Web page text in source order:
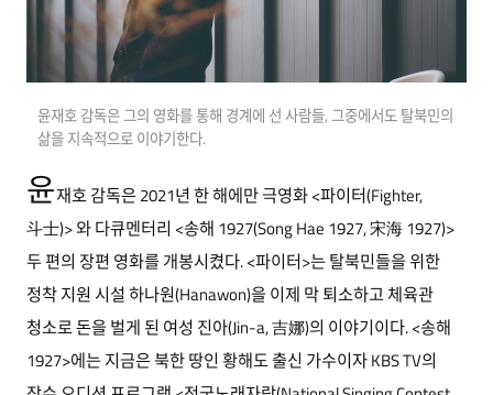
윤재호 감독은 그의 영화를 통해 경계에 선 사람들, 그중에서도 탈북민의
삶을 지속적으로 이야기한다.
윤재호 감독은 2021년 한 해에만 극영화 <파이터(Fighter,
斗士)> 와 다큐멘터리 <송해 1927(Song Hae 1927, 宋海 1927)>
두 편의 장편 영화를 개봉시켰다. <파이터>는 탈북민들을 위한
정착 지원 시설 하나원(Hanawon)을 이제 막 퇴소하고 체육관
청소로 돈을 벌게 된 여성 진아(Jin-a, 吉娜)의 이야기이다. <송해
1927>에는 지금은 북한 땅인 황해도 출신 가수이자 KBS TV의